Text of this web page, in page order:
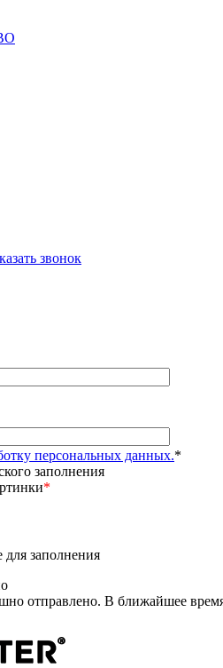
звонок
персональных данных.*
заполнения
*
для заполнения
отправлено. В ближайшее